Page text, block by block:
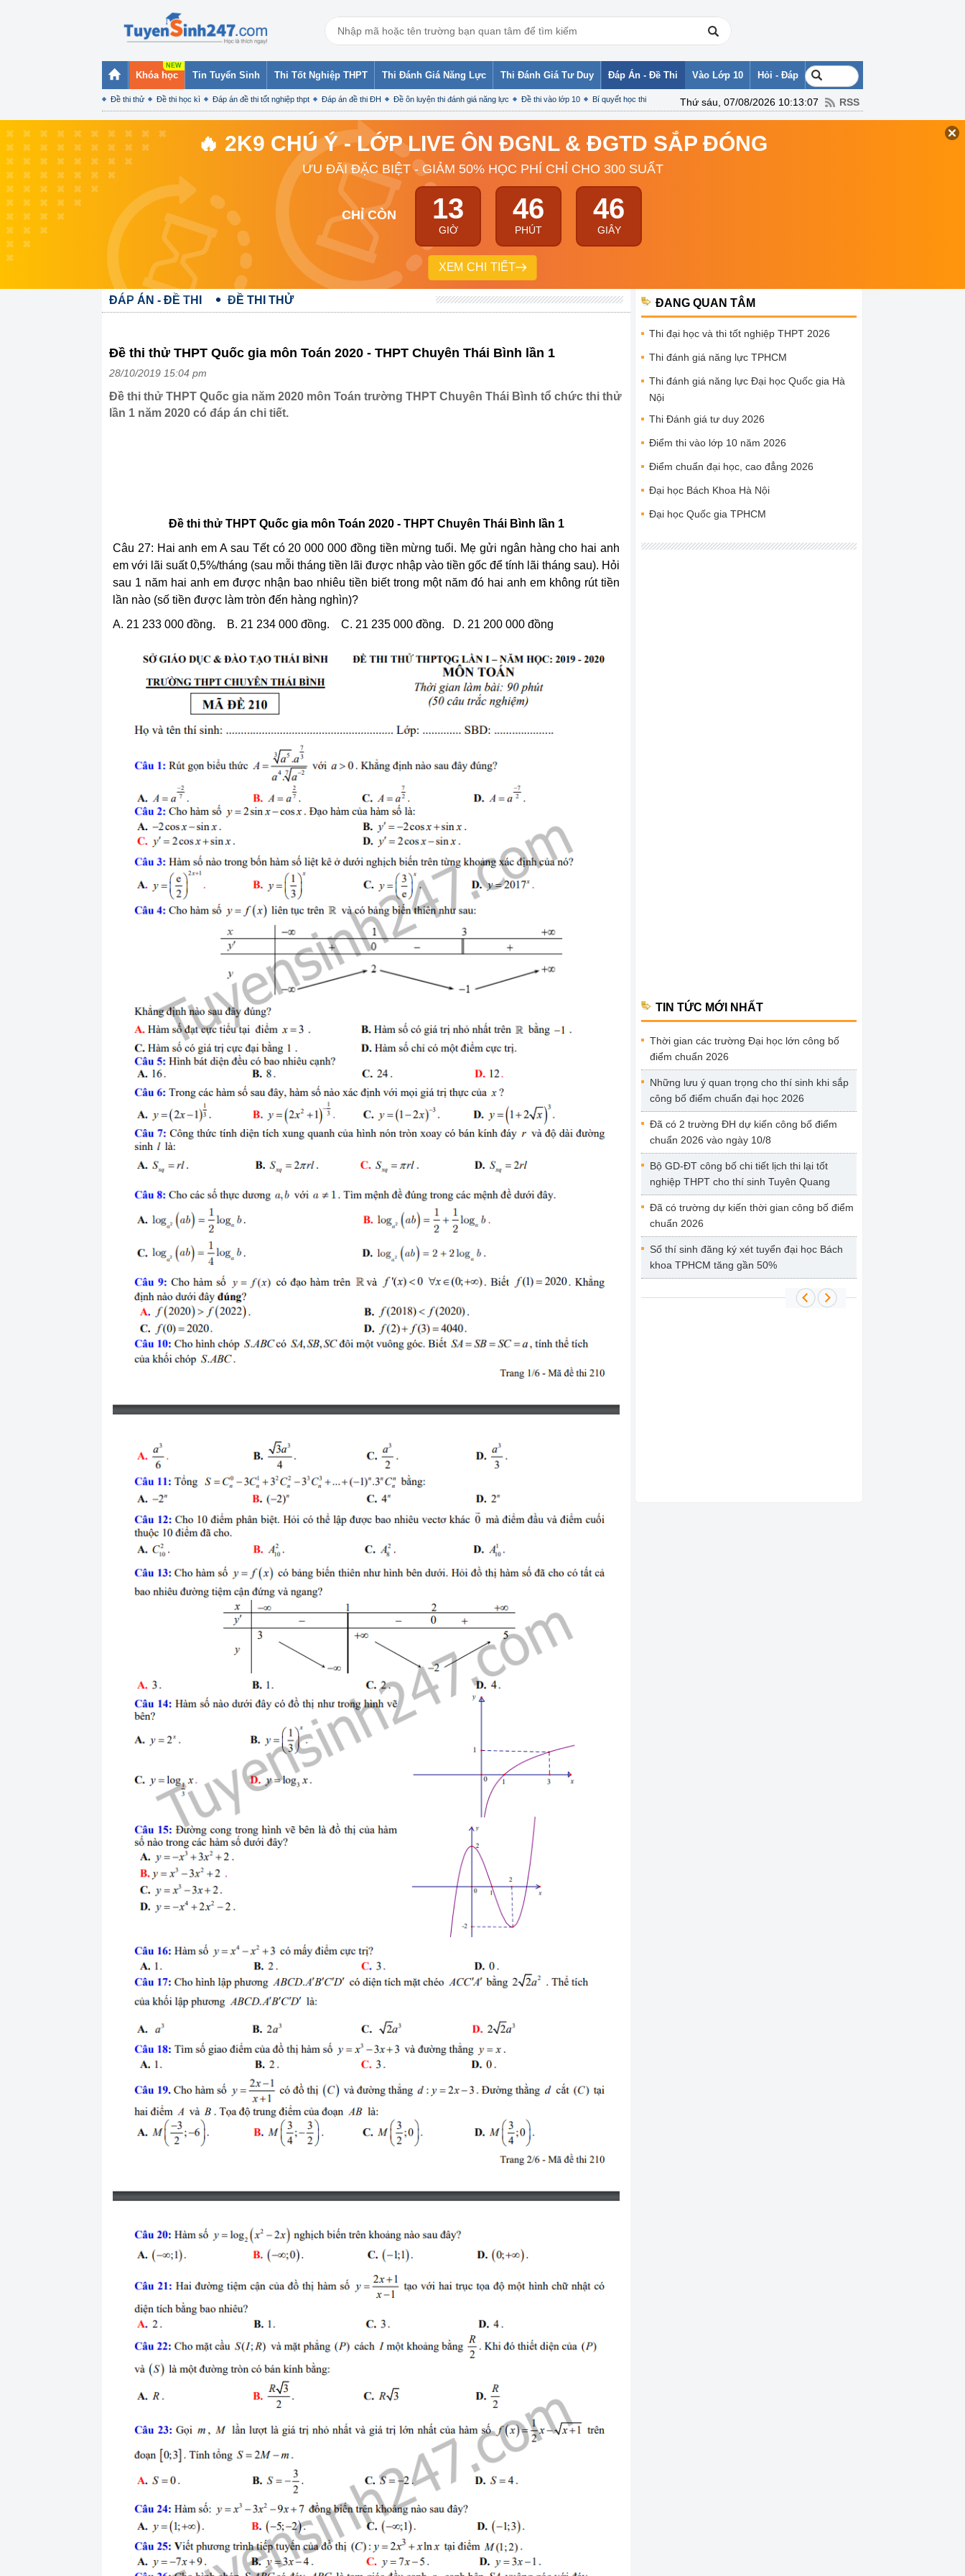
Khóa học Tin Tuyển Sinh Thi Tốt Nghiệp THPT Thi Đánh Giá Năng Lực Thi Đánh Giá Tư Duy Đáp Án - Đề Thi
Đề thi thử Đề thi học kì Đáp án đề thi tốt nghiệp thpt Đáp án đề thi ĐH Đề ôn luyện thi đánh giá năng lực Đề thi vào lớp 10 Bí quyết học thi
Vào Lớp 10 Hỏi - Đáp
Thứ sáu, 07/08/2026 10:13:07 RSS
🔥 2K9 CHÚ Ý - LỚP LIVE ÔN ĐGNL & ĐGTD SẮP ĐÓNG
ƯU ĐÃI ĐẶC BIỆT - GIẢM 50% HỌC PHÍ CHỈ CHO 300 SUẤT
CHỈ CÒN 13
GIỜ
46
PHÚT
45
GIÂY
XEM CHI TIẾT
ĐÁP ÁN - ĐỀ THI ĐỀ THI THỬ
Đề thi thử THPT Quốc gia môn Toán 2020 - THPT Chuyên Thái Bình lần 1
28/10/2019 15:04 pm
Đề thi thử THPT Quốc gia năm 2020 môn Toán trường THPT Chuyên Thái Bình tổ chức thi thử
lần 1 năm 2020 có đáp án chi tiết.
Đề thi thử THPT Quốc gia môn Toán 2020 - THPT Chuyên Thái Bình lần 1
Câu 27: Hai anh em A sau Tết có 20 000 000 đồng tiền mừng tuổi. Mẹ gửi ngân hàng cho hai anh
em với lãi suất 0,5%/tháng (sau mỗi tháng tiền lãi được nhập vào tiền gốc để tính lãi tháng sau). Hỏi
sau 1 năm hai anh em được nhận bao nhiêu tiền biết trong một năm đó hai anh em không rút tiền
lần nào (số tiền được làm tròn đến hàng nghìn)?
A. 21 233 000 đồng. B. 21 234 000 đồng. C. 21 235 000 đồng. D. 21 200 000 đồng
ĐANG QUAN TÂM
Thi đại học và thi tốt nghiệp THPT 2026
Thi đánh giá năng lực TPHCM
Thi đánh giá năng lực Đại học Quốc gia Hà
Nội
Thi Đánh giá tư duy 2026
Điểm thi vào lớp 10 năm 2026
Điểm chuẩn đại học, cao đẳng 2026
Đại học Bách Khoa Hà Nội
Đại học Quốc gia TPHCM
TIN TỨC MỚI NHẤT
Thời gian các trường Đại học lớn công bố
điểm chuẩn 2026
Những lưu ý quan trọng cho thí sinh khi sắp
công bố điểm chuẩn đại học 2026
Đã có 2 trường ĐH dự kiến công bố điểm
chuẩn 2026 vào ngày 10/8
Bộ GD-ĐT công bố chi tiết lịch thi lại tốt
nghiệp THPT cho thí sinh Tuyên Quang
Đã có trường dự kiến thời gian công bố điểm
chuẩn 2026
Số thí sinh đăng ký xét tuyển đại học Bách
khoa TPHCM tăng gần 50%